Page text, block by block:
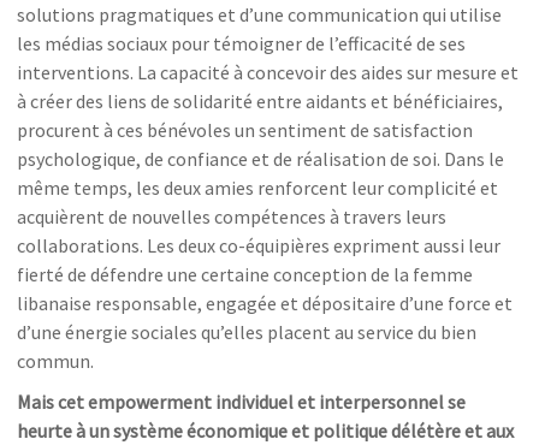
solutions pragmatiques et d’une communication qui utilise
les médias sociaux pour témoigner de l’efficacité de ses
interventions. La capacité à concevoir des aides sur mesure et
à créer des liens de solidarité entre aidants et bénéficiaires,
procurent à ces bénévoles un sentiment de satisfaction
psychologique, de confiance et de réalisation de soi. Dans le
même temps, les deux amies renforcent leur complicité et
acquièrent de nouvelles compétences à travers leurs
collaborations. Les deux co-équipières expriment aussi leur
fierté de défendre une certaine conception de la femme
libanaise responsable, engagée et dépositaire d’une force et
d’une énergie sociales qu’elles placent au service du bien
commun.
Mais cet empowerment individuel et interpersonnel se
heurte à un système économique et politique délétère et aux